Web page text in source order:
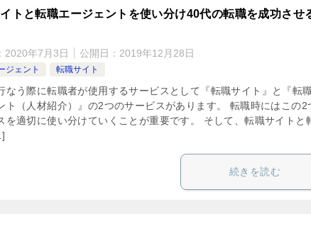
トと転職エージェントを使い分け40代の転職を成功させ
2020年7月3日 公開日： 2019年12月28日
ジェント 転職サイト
なう際に転職者が使用するサービスとして『転職サイト』と『転
ト（人材紹介）』の2つのサービスがあります。 転職時にはこの2
を適切に使い分けていくことが重要です。 そして、転職サイトと
続きを読む